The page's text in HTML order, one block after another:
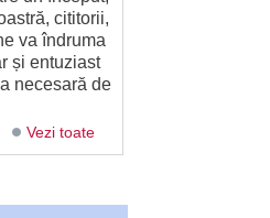
cititorii,
va îndruma
și entuziast
necesară de
Vezi toate